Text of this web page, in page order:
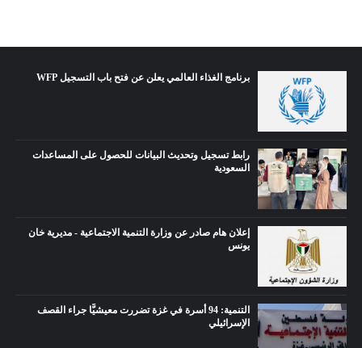
برنامج الغذاء العالمي يعلن عن فتح باب التسجيل WFP
رابط تسجيل وتحديث البيانات للحصول على المساعدات
السعودية
إعلان هام صادر عن وزارة التنمية الاجتماعية - مديرية خان
يونس
التنمية: 94 أسرة في غزة تضررت معيشيًّا جراء القصف
الإسرائيلي